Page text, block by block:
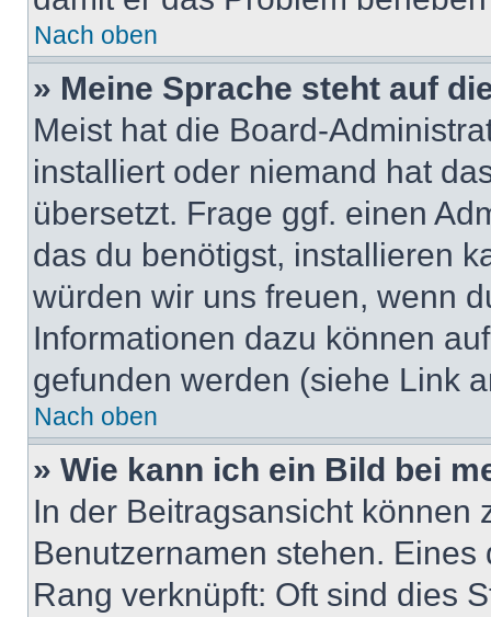
Nach oben
» Meine Sprache steht auf
Meist hat die Board-
installiert oder niemand hat
übersetzt. Frage ggf. einen
das du benötigst, installieren
würden wir uns freuen, wenn
Informationen dazu können
gefunden werden (siehe Link
Nach oben
» Wie kann ich ein Bild bei
In der Beitragsansicht können
Benutzernamen stehen.
Rang verknüpft: Oft sind dies